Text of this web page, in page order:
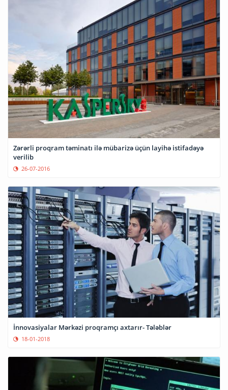
Zərərli proqram təminatı ilə mübarizə üçün layihə istifadəyə
verilib
26-07-2016
İnnovasiyalar Mərkəzi proqramçı axtarır- Tələblər
18-01-2018